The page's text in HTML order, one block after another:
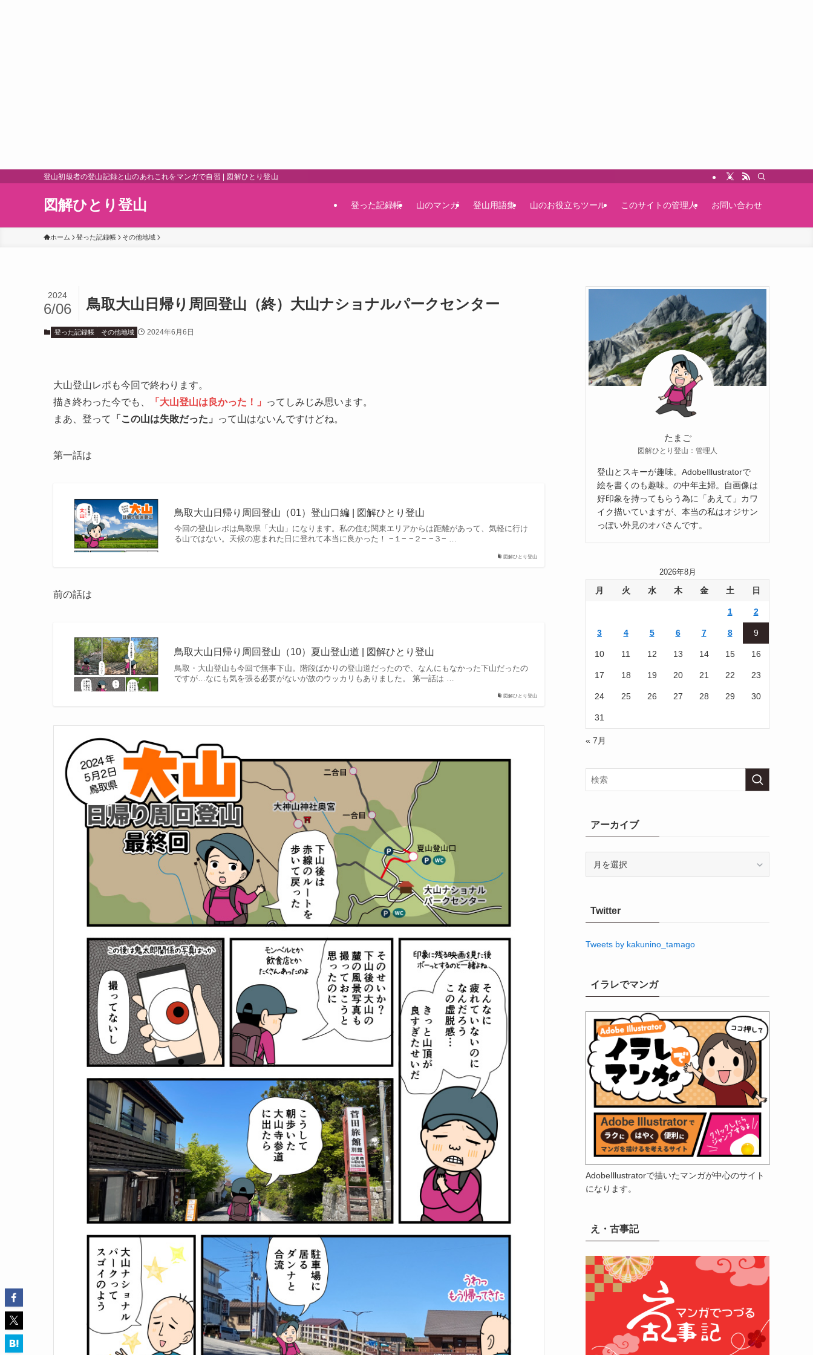
登山初級者の登山記録と山のあれこれをマンガで自習 | 図解ひとり登山
図解ひとり登山 登った記録帳 山のマンガ 登山用語集 山のお役立ちツール このサイトの管理人 お問い合わせ
ホーム 登った記録帳 その他地域
鳥取大山日帰り周回登山（終）大山ナショナルパークセンター
2024
6/06
登った記録帳 その他地域 2024年6月6日
大山登山レポも今回で終わります。
描き終わった今でも、
「大山登山は良かった！」
ってしみじみ思います。
まあ、登って
「この山は失敗だった」 って山はないんですけどね。
第一話は
図解ひとり登山
鳥取大山日帰り周回登山（01）登山口編 | 図解ひとり登山
今回の登山レポは鳥取県「大山」になります。私の住む関東エリアからは距離があって、気軽に行け
る山ではない。天候の恵まれた日に登れて本当に良かった！ −１− −２− −３− …
前の話は
図解ひとり登山
鳥取大山日帰り周回登山（10）夏山登山道 | 図解ひとり登山
鳥取・大山登山も今回で無事下山。階段ばかりの登山道だったので、なんにもなかった下山だったの
ですが…なにも気を張る必要がないが故のウッカリもありました。 第一話は …
たまご
図解ひとり登山：管理人
登山とスキーが趣味。AdobeIllustratorで
絵を書くのも趣味。の中年主婦。自画像は
好印象を持ってもらう為に「あえて」カワ
イク描いていますが、本当の私はオジサン
っぽい外見のオバさんです。
2026年8月
月 火 水 木 金 土 日
1 2
3 4 5 6 7 8 9
10 11 12 13 14 15 16
17 18 19 20 21 22 23
24 25 26 27 28 29 30
31
« 7月
アーカイブ
ブTwitter
Tweets by kakunino_tamago
イラレでマンガ
AdobeIllustratorで描いたマンガが中心のサイト
になります。
え・古事記